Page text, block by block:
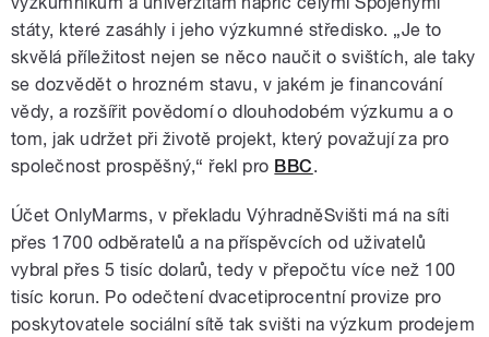
státy, které zasáhly i jeho výzkumné středisko. „Je to
skvělá příležitost nejen se něco naučit o svištích, ale taky
se dozvědět o hrozném stavu, v jakém je financování
vědy, a rozšířit povědomí o dlouhodobém výzkumu a o
tom, jak udržet při životě projekt, který považují za pro
společnost prospěšný,“ řekl pro BBC.
Účet OnlyMarms, v překladu VýhradněSvišti má na síti
přes 1700 odběratelů a na příspěvcích od uživatelů
vybral přes 5 tisíc dolarů, tedy v přepočtu více než 100
tisíc korun. Po odečtení dvacetiprocentní provize pro
poskytovatele sociální sítě tak svišti na výzkum prodejem